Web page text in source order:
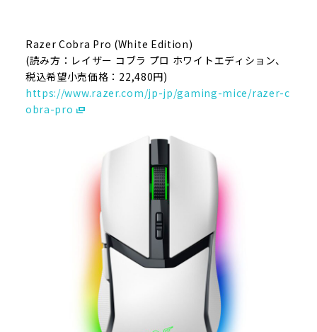
Razer Cobra Pro (White Edition)
(読み方：レイザー コブラ プロ ホワイトエディション、
税込希望小売価格：22,480円)
https://www.razer.com/jp-jp/gaming-mice/razer-c
obra-pro